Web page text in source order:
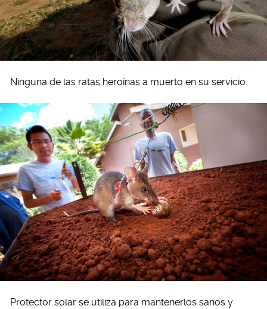
Ninguna de las ratas heroínas a muerto en su servicio.
Protector solar se utiliza para mantenerlos sanos y